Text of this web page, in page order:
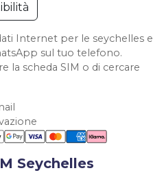
Internet per le seychelles e
sul tuo telefono.
la scheda SIM o di cercare
Seychelles